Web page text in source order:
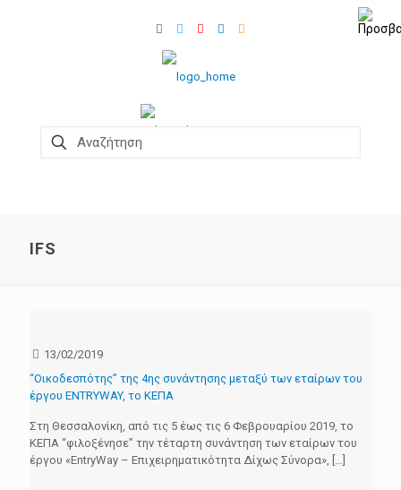
IFS
13/02/2019
“Οικοδεσπότης” της 4ης συνάντησης μεταξύ των εταίρων του
έργου ENTRYWAY, το ΚΕΠΑ
Στη Θεσσαλονίκη, από τις 5 έως τις 6 Φεβρουαρίου 2019, το
ΚΕΠΑ “φιλοξένησε” την τέταρτη συνάντηση των εταίρων του
έργου «EntryWay – Επιχειρηματικότητα Δίχως Σύνορα», […]